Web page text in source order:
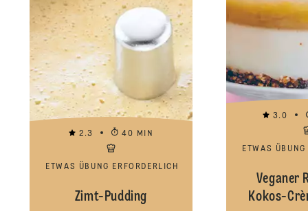
2.3 40 MIN
ETWAS ÜBUNG ERFORDERLICH
Zimt-Pudding
3.0
ETWAS
Veganer
Kokos-